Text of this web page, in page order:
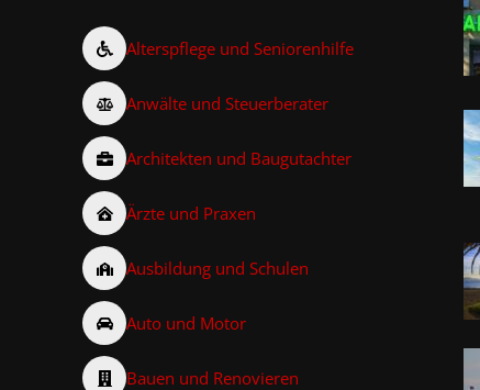
Alterspflege und Seniorenhilfe
Anwälte und Steuerberater
Architekten und Baugutachter
Ärzte und Praxen
Ausbildung und Schulen
Auto und Motor
Bauen und Renovieren